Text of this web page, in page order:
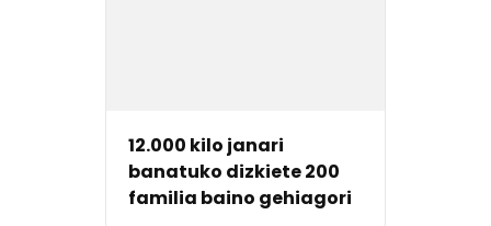
12.000 kilo janari
banatuko dizkiete 200
familia baino gehiagori